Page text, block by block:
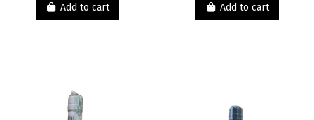
Add to cart Add to cart